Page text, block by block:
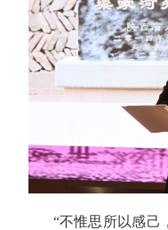
“不惟思所以感己